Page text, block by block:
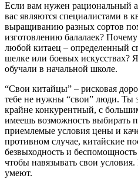
Если вам нужен рациональный
вас являются специалистами в
выращиванию разных сортов
изготовлению балалаек?
любой китаец – определенный
шелке или боевых искусствах?
обучали в начальной школе.
“Свои китайцы” – рисковая
тебе не нужны “свои” люди. Ты
крайне конкурентный, с
имеешь возможность выбирать
приемлемые условия цены и
противном случае, китайские
безвыходность и беспомощность
чтобы навязывать свои
умеют.